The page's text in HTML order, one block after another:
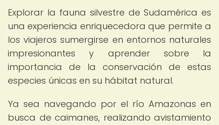
Explorar la fauna silvestre de Sudamérica es
una experiencia enriquecedora que permite a
los viajeros sumergirse en entornos naturales
impresionantes y aprender sobre la
importancia de la conservación de estas
especies únicas en su hábitat natural.
Ya sea navegando por el río Amazonas en
busca de caimanes, realizando avistamiento